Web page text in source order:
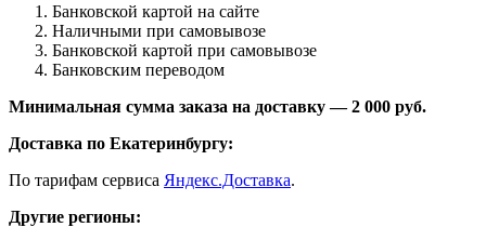
Банковской картой на сайте
Наличными при самовывозе
Банковской картой при самовывозе
Банковским переводом
Минимальная сумма заказа на доставку — 2 000 руб.
Доставка по Екатеринбургу:
По тарифам сервиса Яндекс.Доставка.
Другие регионы: